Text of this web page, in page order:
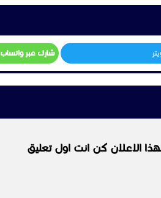
شارك عبر واتساب
الاعلان كن انت اول تعليق